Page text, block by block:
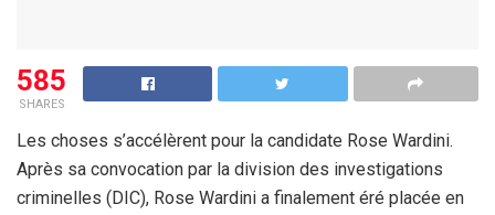
585
SHARES
Les choses s’accélèrent pour la candidate Rose Wardini.
Après sa convocation par la division des investigations
criminelles (DIC), Rose Wardini a finalement éré placée en